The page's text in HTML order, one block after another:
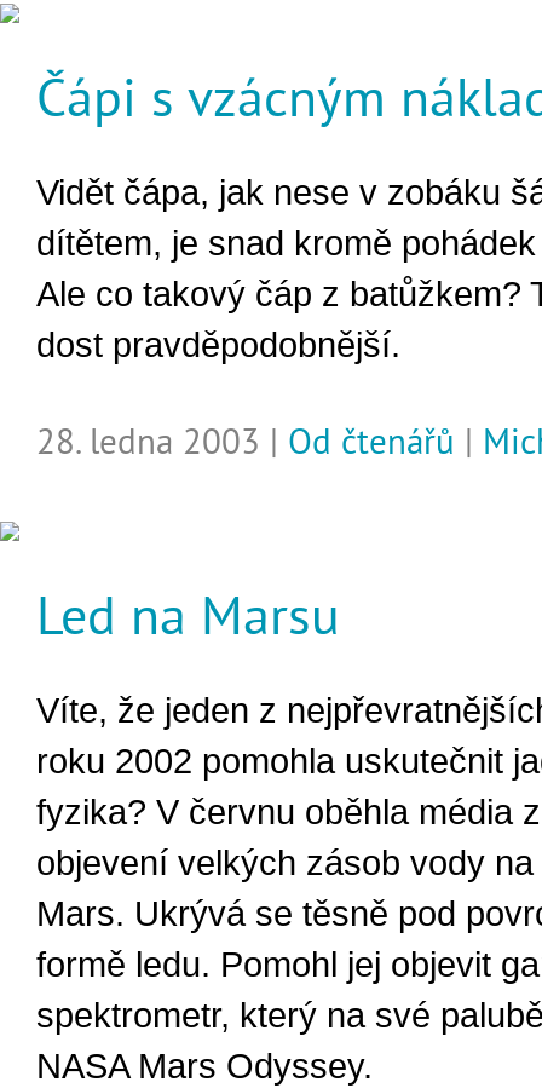
Čápi s vzácným
Vidět čápa, jak nese v zobáku
dítětem, je snad kromě
Ale co takový čáp z batůžkem?
dost pravděpodobnější.
28. ledna 2003 | Od čtenářů |
Led na Marsu
Víte, že jeden z
roku 2002 pomohla uskutečnit
fyzika? V červnu oběhla média
objevení velkých zásob vody na
Mars. Ukrývá se těsně pod
formě ledu. Pomohl jej objevit
spektrometr, který na své
NASA Mars Odyssey.